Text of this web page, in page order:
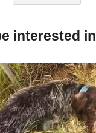
interested in